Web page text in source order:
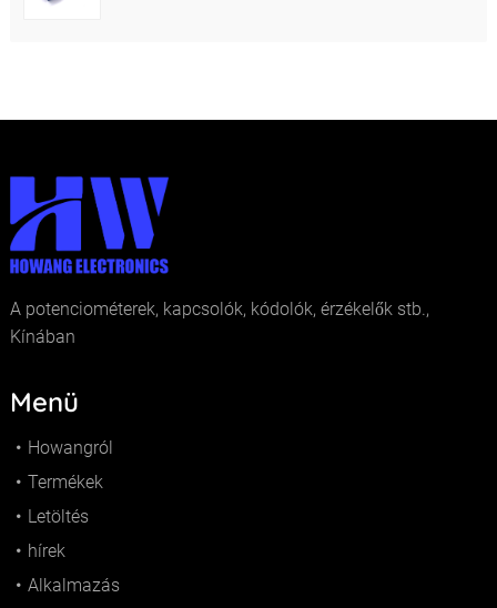
A potenciométerek, kapcsolók, kódolók, érzékelők stb.,
Kínában
Menü
Howangról
Termékek
Letöltés
hírek
Alkalmazás